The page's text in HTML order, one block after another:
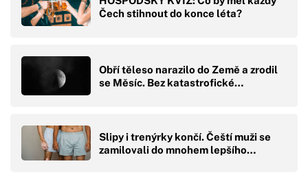
Čech stihnout do konce léta?
Obří těleso narazilo do Země a zrodil
se Měsíc. Bez katastrofické…
Slipy i trenýrky končí. Čeští muži se
zamilovali do mnohem lepšího…